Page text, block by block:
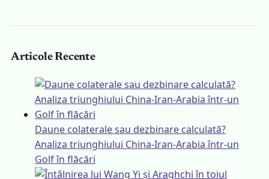
Articole Recente
Daune colaterale sau dezbinare calculată?
Analiza triunghiului China-Iran-Arabia într-un
Golf în flăcări